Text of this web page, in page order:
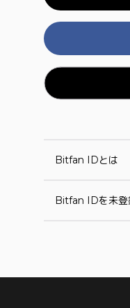
Bitfan IDとは
Bitfan IDを未登